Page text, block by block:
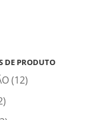
DE PRODUTO
(12)